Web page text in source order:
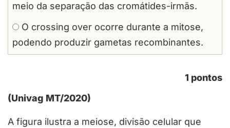
meio da separação das cromátides-irmãs.
O crossing over ocorre durante a mitose,
podendo produzir gametas recombinantes.
1 pontos
(Univag MT/2020)
A figura ilustra a meiose, divisão celular que